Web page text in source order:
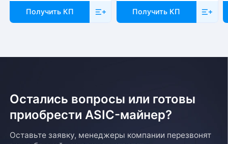
Получить КП Получить КП
Остались вопросы или готовы
приобрести ASIC-майнер?
Оставьте заявку, менеджеры компании перезвонят